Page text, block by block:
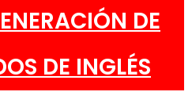
DE
DE INGLÉS